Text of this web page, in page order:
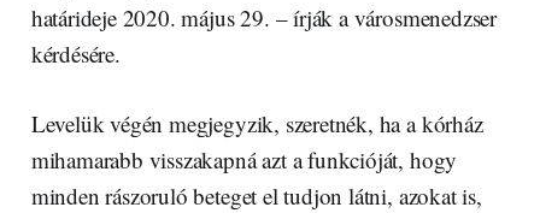
határideje 2020. május 29. – írják a városmenedzser
kérdésére.
Levelük végén megjegyzik, szeretnék, ha a kórház
mihamarabb visszakapná azt a funkcióját, hogy
minden rászoruló beteget el tudjon látni, azokat is,